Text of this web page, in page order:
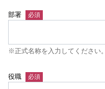
部署
※正式名称を入力してください。
役職